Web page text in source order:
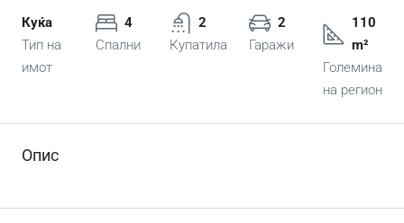
Куќа
Тип на
имот
4
Спални
2
Купатила
2
Гаражи
110
m²
Големина
на регион
Опис